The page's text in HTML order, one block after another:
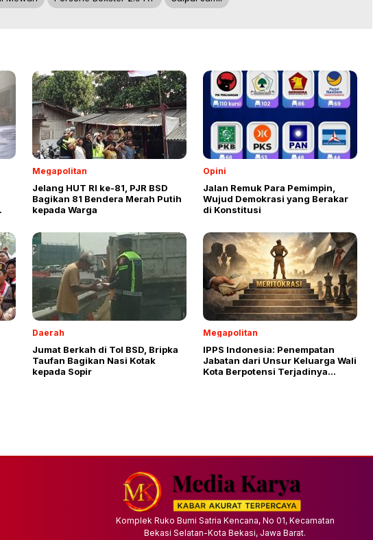
Megapolitan
Jelang HUT RI ke-81, PJR BSD
Bagikan 81 Bendera Merah Putih
kepada Warga
Opini
Jalan Remuk Para Pemimpin,
Wujud Demokrasi yang Berakar
di Konstitusi
Daerah
Jumat Berkah di Tol BSD, Bripka
Taufan Bagikan Nasi Kotak
kepada Sopir
Megapolitan
IPPS Indonesia: Penempatan
Jabatan dari Unsur Keluarga Wali
Kota Berpotensi Terjadinya
Komplek Ruko Bumi Satria Kencana, No 01, Kecamatan
Bekasi Selatan-Kota Bekasi, Jawa Barat.